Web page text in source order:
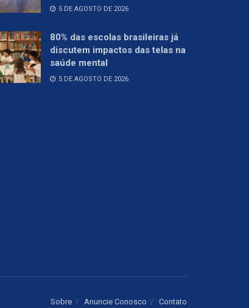
5 DE AGOSTO DE 2026
80% das escolas brasileiras já
discutem impactos das telas na
saúde mental
5 DE AGOSTO DE 2026
Sobre Anuncie Conosco Contato